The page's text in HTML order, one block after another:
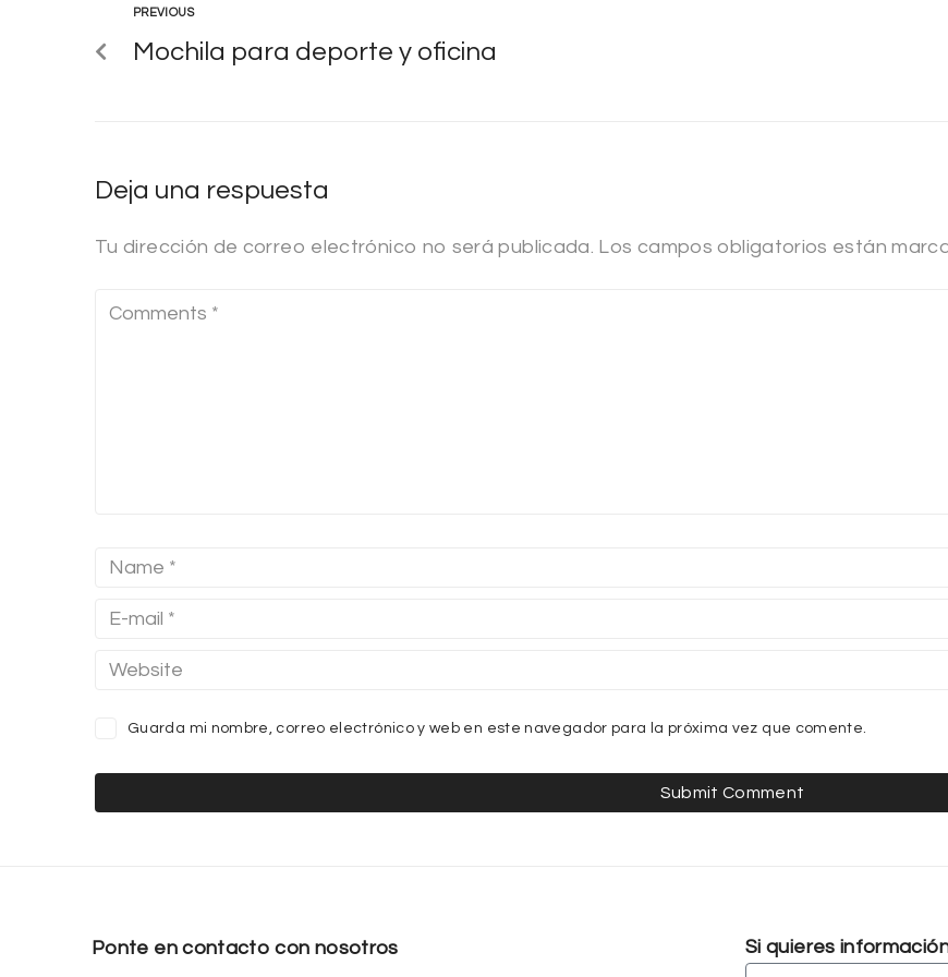
PREVIOUS
Mochila para deporte y oficina
Deja una respuesta
Tu dirección de correo electrónico no será publicada. Los campos obligatorios están
Guarda mi nombre, correo electrónico y web en este navegador para la próxima vez que comente.
Ponte en contacto con nosotros Si quieres